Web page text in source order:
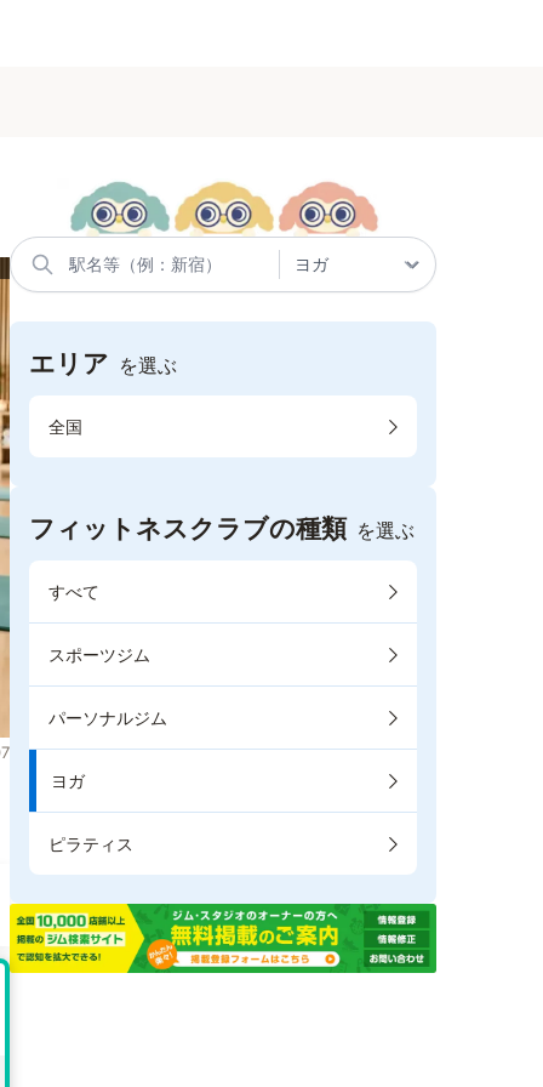
エリア を選ぶ
全国
フィットネスクラブの種類 を選ぶ
すべて
スポーツジム
パーソナルジム
ヨガ
ピラティス